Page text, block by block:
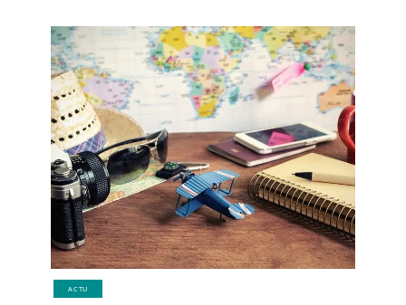
ACTU